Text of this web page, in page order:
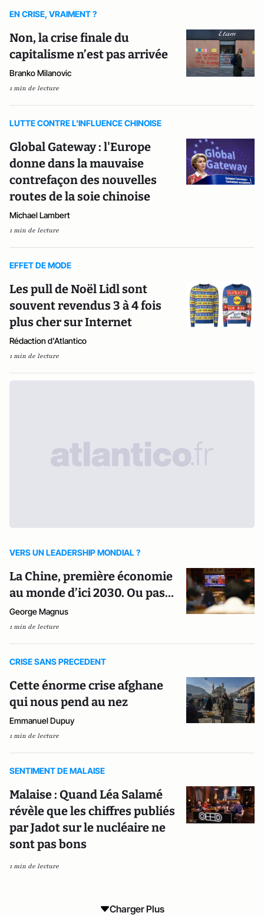
EN CRISE, VRAIMENT ?
Non, la crise finale du
capitalisme n’est pas arrivée
Branko Milanovic
1 min de lecture
LUTTE CONTRE L'INFLUENCE CHINOISE
Global Gateway : l'Europe
donne dans la mauvaise
contrefaçon des nouvelles
routes de la soie chinoise
Michael Lambert
1 min de lecture
EFFET DE MODE
Les pull de Noël Lidl sont
souvent revendus 3 à 4 fois
plus cher sur Internet
Rédaction d'Atlantico
1 min de lecture
VERS UN LEADERSHIP MONDIAL ?
La Chine, première économie
au monde d’ici 2030. Ou pas…
George Magnus
1 min de lecture
CRISE SANS PRECEDENT
Cette énorme crise afghane
qui nous pend au nez
Emmanuel Dupuy
1 min de lecture
SENTIMENT DE MALAISE
Malaise : Quand Léa Salamé
révèle que les chiffres publiés
par Jadot sur le nucléaire ne
sont pas bons
1 min de lecture
Charger Plus